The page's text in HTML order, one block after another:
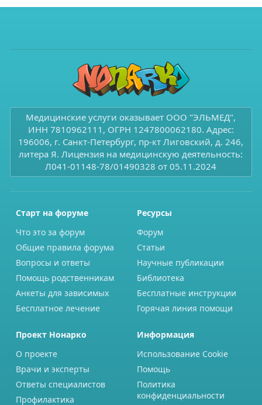
а
Медицинские услуги оказывает ООО "ЭЛЬМЕД",
ИНН 7810962111, ОГРН 1247800062180. Адрес:
196006, г. Санкт-Петербург, пр-кт Лиговский, д. 246,
литера Я. Лицензия на медицинскую деятельность:
Л041-01148-78/01490328 от 05.11.2024
Старт на форуме
Что это за форум
Общие правила форума
Вопросы и ответы
Помощь родственникам
Анкеты для зависимых
Бесплатное лечение
Ресурсы
Форум
Статьи
Научные публикации
Библиотека
Бесплатные инструкции
Горячая линия помощи
Проект Нонарко
О проекте
Врачи и эксперты
Ответы специалистов
Профилактика
Информация
Использование Cookie
Помощь
Политика
конфиденциальности